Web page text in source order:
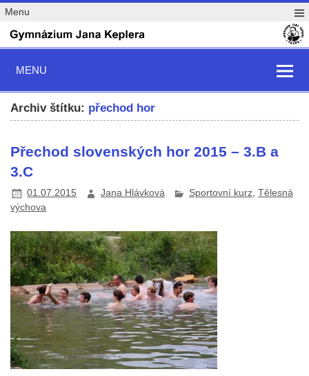
Menu
MENU
Archiv štítku: přechod hor
Přechod slovenských hor 2015 – 3.B a
3.C
01.07.2015 Jana Hlávková Sportovní kurz, Tělesná
výchova